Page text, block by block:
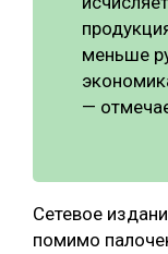
меньше
—
Сетевое
помимо